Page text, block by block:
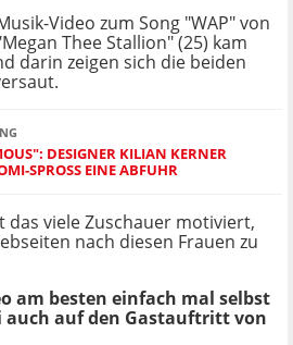
Video zum Song "WAP" von
Thee Stallion" (25) kam
darin zeigen sich die beiden
DESIGNER KILIAN KERNER
SPROSS EINE ABFUHR
das viele Zuschauer motiviert,
nach diesen Frauen zu
am besten einfach mal selbst
auch auf den Gastauftritt von